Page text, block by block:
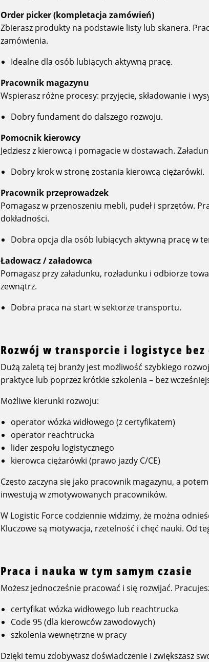
Order picker (kompletacja zamówień)
Zbierasz produkty na podstawie listy lub skanera.
zamówienia.
Idealne dla osób lubiących aktywną pracę.
Pracownik magazynu
Wspierasz różne procesy: przyjęcie, składowanie i
Dobry fundament do dalszego rozwoju.
Pomocnik kierowcy
Jedziesz z kierowcą i pomagacie w dostawach.
Dobry krok w stronę zostania kierowcą ciężarówki.
Pracownik przeprowadzek
Pomagasz w przenoszeniu mebli, pudeł i sprzętów.
dokładności.
Dobra opcja dla osób lubiących aktywną pracę w
Ładowacz / załadowca
Pomagasz przy załadunku, rozładunku i odbiorze
zewnątrz.
Dobra praca na start w sektorze transportu.
Rozwój w transporcie i logistyce bez
Dużą zaletą tej branży jest możliwość szybkiego
praktyce lub poprzez krótkie szkolenia – bez
Możliwe kierunki rozwoju:
operator wózka widłowego (z certyfikatem)
operator reachtrucka
lider zespołu logistycznego
kierowca ciężarówki (prawo jazdy C/CE)
Często zaczyna się jako pracownik magazynu, a
inwestują w zmotywowanych pracowników.
W Logistic Force codziennie widzimy, że można
Kluczowe są motywacja, rzetelność i chęć nauki. Od
Praca i nauka w tym samym czasie
Możesz jednocześnie pracować i się rozwijać.
certyfikat wózka widłowego lub reachtrucka
Code 95 (dla kierowców zawodowych)
szkolenia wewnętrzne w pracy
Dzięki temu zdobywasz doświadczenie i zwiększasz